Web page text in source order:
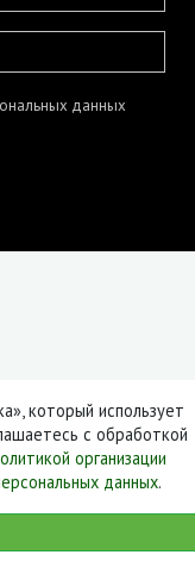
данных
который использует
с обработкой
организации
данных.